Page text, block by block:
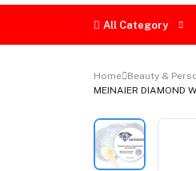
All Category
Home Beauty &
MEINAIER DIAMOND